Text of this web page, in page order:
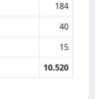
184
40
15
10.520